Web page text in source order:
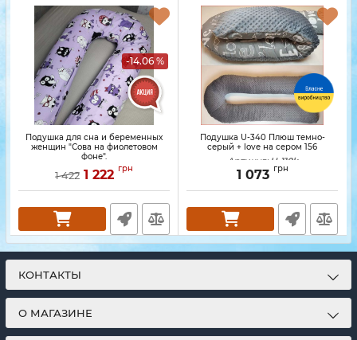
-14.06 %
Подушка для сна и беременных
женщин "Сова на фиолетовом
фоне".
1 422 1 222 грн
Подушка U-340 Плюш темно-
серый + love на сером 156
Артикул: U-110k
1 073 грн
КОНТАКТЫ
О МАГАЗИНЕ